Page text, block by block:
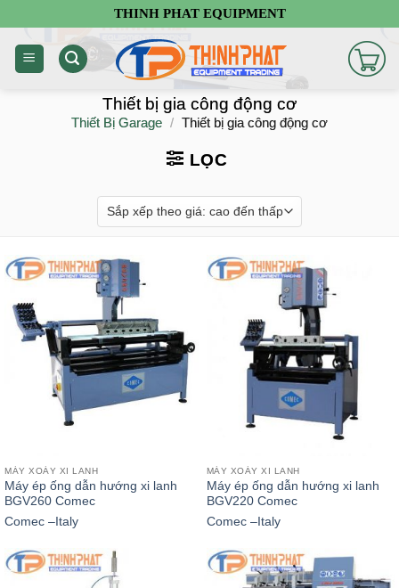
đến
dung
THINH PHAT EQUIPMENT
Thiết bị gia công động cơ
Thiết Bị Garage / Thiết bị gia công động cơ
LỌC
MÁY XOÁY XI LANH
Máy ép ống dẫn hướng xi lanh
BGV260 Comec
Comec –Italy
MÁY XOÁY XI LANH
Máy ép ống dẫn hướng xi lanh
BGV220 Comec
Comec –Italy